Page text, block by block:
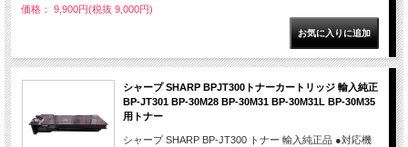
価格： 9,900円(税抜 9,000円)
シャープ SHARP BPJT300トナーカートリッジ 輸入純正
BP-JT301 BP-30M28 BP-30M31 BP-30M31L BP-30M35
用トナー
シャープ SHARP BP-JT300 トナー 輸入純正品 ●対応機